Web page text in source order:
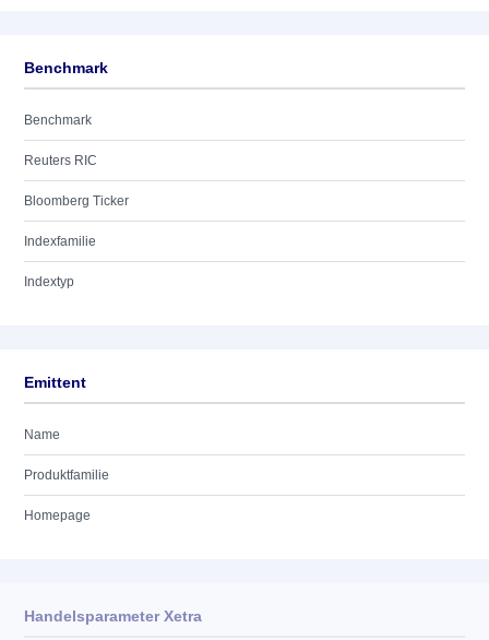
Benchmark
Benchmark
Reuters RIC
Bloomberg Ticker
Indexfamilie
Indextyp
Emittent
Name
Produktfamilie
Homepage
Handelsparameter Xetra